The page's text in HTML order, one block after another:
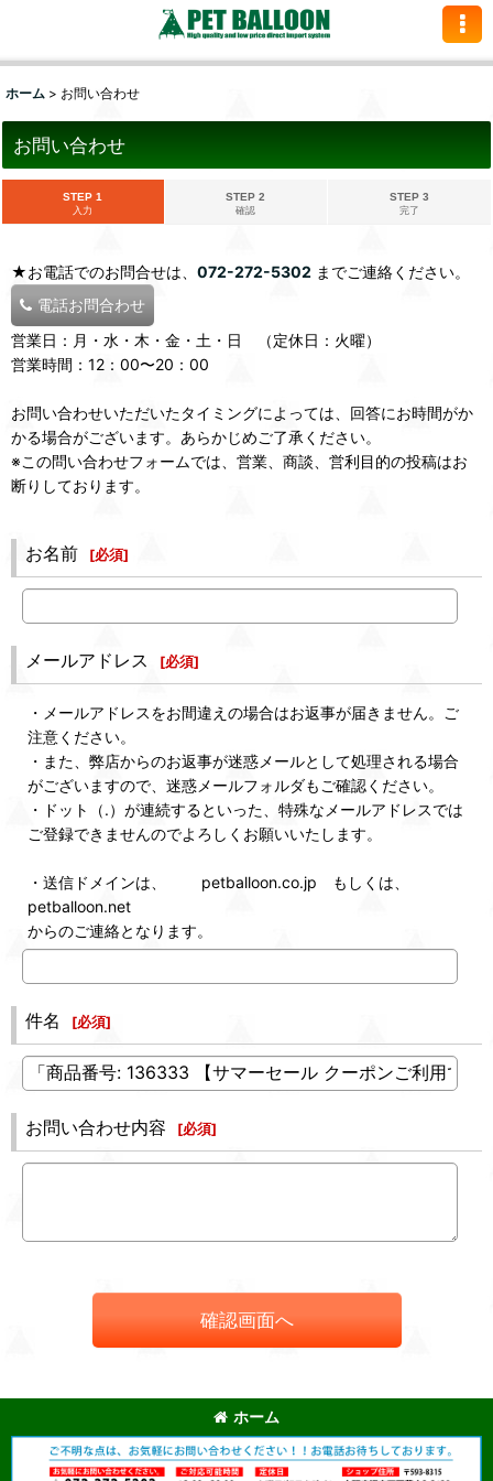
ホーム > お問い合わせ
お問い合わせ
STEP 1
入力
STEP 2
確認
STEP 3
完了
★お電話でのお問合せは、 072-272-5302 までご連絡ください。
電話お問合わせ
営業日：月・水・木・金・土・日 （定休日：火曜）
営業時間：12：00〜20：00
お問い合わせいただいたタイミングによっては、回答にお時間がか
かる場合がございます。あらかじめご了承ください。
※この問い合わせフォームでは、営業、商談、営利目的の投稿はお
断りしております。
お名前 [必須]
メールアドレス [必須]
・メールアドレスをお間違えの場合はお返事が届きません。ご
注意ください。
・また、弊店からのお返事が迷惑メールとして処理される場合
がございますので、迷惑メールフォルダもご確認ください。
・ドット（.）が連続するといった、特殊なメールアドレスでは
ご登録できませんのでよろしくお願いいたします。
・送信ドメインは、 petballoon.co.jp もしくは、
petballoon.net
からのご連絡となります。
件名 [必須]
お問い合わせ内容 [必須]
確認画面へ
ホーム